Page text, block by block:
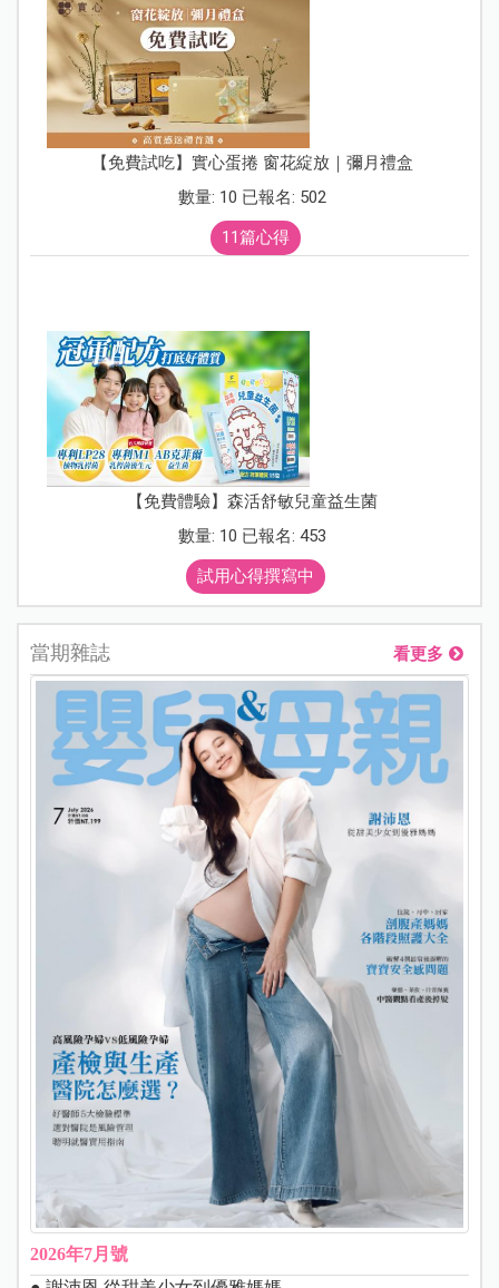
【免費試吃】實心蛋捲 窗花綻放｜彌月禮盒
數量: 10 已報名: 502
11篇心得
【免費體驗】森活舒敏兒童益生菌
數量: 10 已報名: 453
試用心得撰寫中
當期雜誌 看更多
2026年7月號